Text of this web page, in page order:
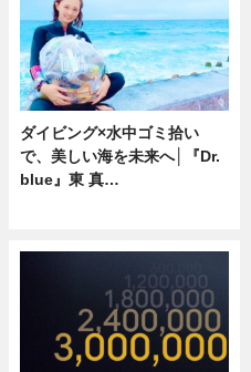
ダイビング×水中ゴミ拾い
で、美しい海を未来へ│『Dr.
blue』東 真…